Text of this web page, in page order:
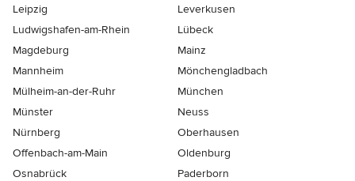
Leipzig
Leverkusen
Ludwigshafen-am-Rhein
Lübeck
Magdeburg
Mainz
Mannheim
Mönchen­gladbach
Mülheim-an-der-Ruhr
München
Münster
Neuss
Nürnberg
Oberhausen
Offenbach-am-Main
Oldenburg
Osnabrück
Paderborn